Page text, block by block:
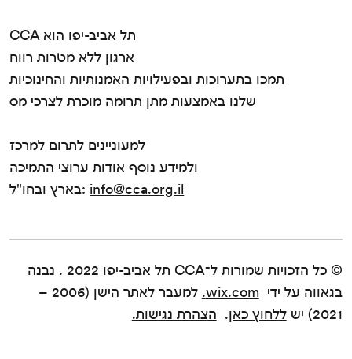
© כל הזכויות שמורות ל־CCA תל אביב-יפו 2022 . נבנה
בגאווה על ידי wix.com.
למעבר לאתר הישן (2006 –
2021) יש
ללחוץ כאן. הצהרת נגישות.
CCA תל אביב-יפו הוא
ארגון ללא מטרות רווח
תמכו בתערוכות ובפעילויות האמנותיות והחינוכיות
שלנו באמצעות מתן תרומה מוכרת לצרכי מס
למעוניינים לתרום למרכז
ולמידע נוסף אודות ערוצי התמיכה
בארץ ובחו"ל: info@cca.org.il